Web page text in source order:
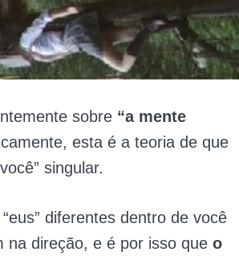
sobre “a mente
esta é a teoria de que
singular.
diferentes dentro de você
na direção, e é por isso que o